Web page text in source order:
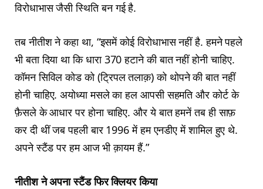
विरोधाभास जैसी स्थिति बन गई है.
तब नीतीश ने कहा था, “इसमें कोई विरोधाभास नहीं है. हमने पहले
भी बता दिया था कि धारा 370 हटाने की बात नहीं होनी चाहिए.
कॉमन सिविल कोड को (ट्रिपल तलाक़) को थोपने की बात नहीं
होनी चाहिए. अयोध्या मसले का हल आपसी सहमति और कोर्ट के
फ़ैसले के आधार पर होना चाहिए. और ये बात हमनें तब ही साफ़
कर दी थीं जब पहली बार 1996 में हम एनडीए में शामिल हुए थे.
अपने स्टैंड पर हम आज भी क़ायम हैं.”
नीतीश ने अपना स्टैंड फिर क्लियर किया